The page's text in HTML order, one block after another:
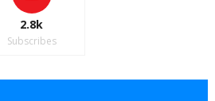
2.8k
Subscribes